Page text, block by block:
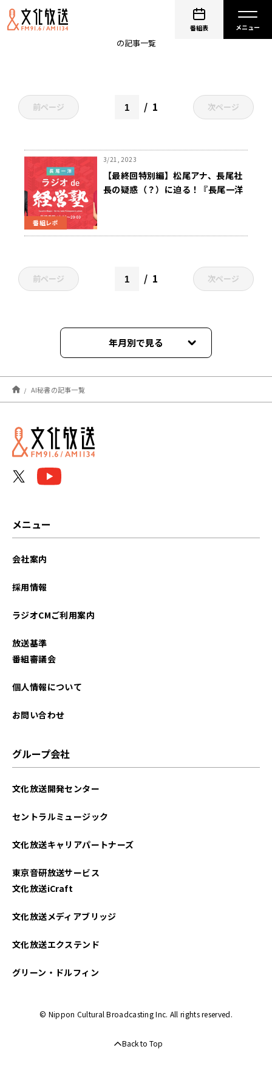
番組表
の記事一覧
前ページ 1 次ページ
番組レポ
3/21, 2023
【最終回特別編】松尾アナ、長尾社
長の疑惑（？）に迫る！『長尾一洋
前ページ 1 次ページ
年月別で見る
2023年03月
AI秘書の記事一覧
メニュー
会社案内
採用情報
ラジオCMご利用案内
放送基準
番組審議会
個人情報について
お問い合わせ
グループ会社
文化放送開発センター
セントラルミュージック
文化放送キャリアパートナーズ
東京音研放送サービス
文化放送iCraft
文化放送メディアブリッジ
文化放送エクステンド
グリーン・ドルフィン
© Nippon Cultural Broadcasting Inc. All rights reserved.
Back to Top